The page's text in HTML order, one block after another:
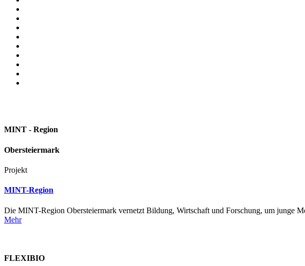
MINT - Region
Obersteiermark
Projekt
MINT-Region
Die MINT-Region Obersteiermark vernetzt Bildung, Wirtschaft und Forschung, um junge
Mehr
FLEXIBIO